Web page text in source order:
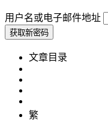
用户名或电子邮件地址
文章目录
繁